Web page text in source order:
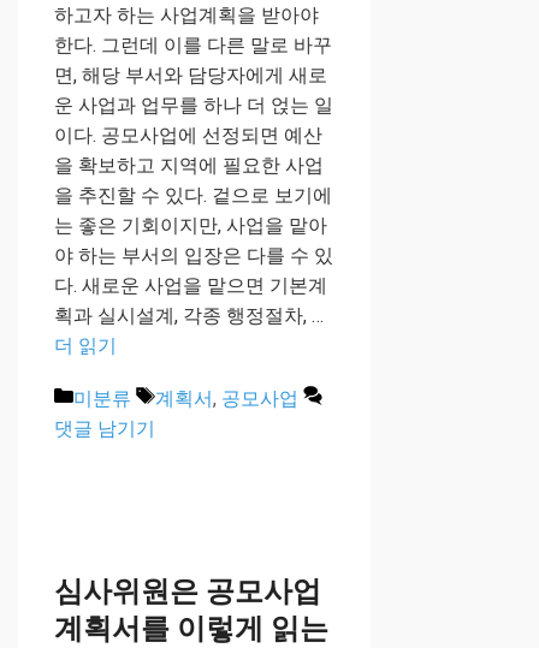
하고자 하는 사업계획을 받아야
한다. 그런데 이를 다른 말로 바꾸
면, 해당 부서와 담당자에게 새로
운 사업과 업무를 하나 더 얹는 일
이다. 공모사업에 선정되면 예산
을 확보하고 지역에 필요한 사업
을 추진할 수 있다. 겉으로 보기에
는 좋은 기회이지만, 사업을 맡아
야 하는 부서의 입장은 다를 수 있
다. 새로운 사업을 맡으면 기본계
획과 실시설계, 각종 행정절차, …
더 읽기
카
테
미분류
태
계획서, 공모사업
댓글 남기기
심사위원은 공모사업
계획서를 이렇게 읽는